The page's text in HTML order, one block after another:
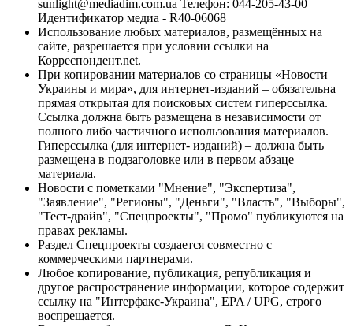
sunlight@mediadim.com.ua Телефон: 044-205-43-00
Идентификатор медиа - R40-06068
Использование любых материалов, размещённых на
сайте, разрешается при условии ссылки на
Корреспондент.net.
При копировании материалов со страницы «Новости
Украины и мира», для интернет-изданий – обязательна
прямая открытая для поисковых систем гиперссылка.
Ссылка должна быть размещена в независимости от
полного либо частичного использования материалов.
Гиперссылка (для интернет- изданий) – должна быть
размещена в подзаголовке или в первом абзаце
материала.
Новости с пометками "Мнение", "Экспертиза",
"Заявление", "Регионы", "Деньги", "Власть", "Выборы",
"Тест-драйв", "Спецпроекты", "Промо" публикуются на
правах рекламы.
Раздел Спецпроекты создается совместно с
коммерческими партнерами.
Любое копирование, публикация, републикация и
другое распространение информации, которое содержит
ссылку на "Интерфакс-Украина", EPA / UPG, строго
воспрещается.